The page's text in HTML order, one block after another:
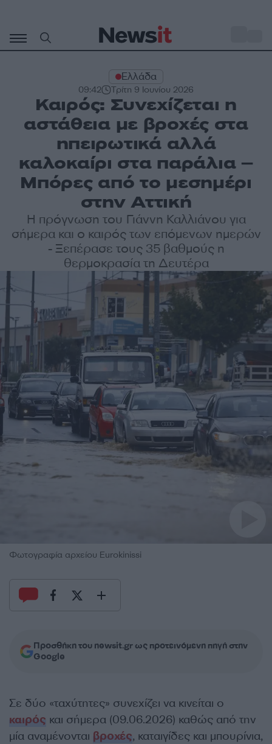
περιεχόμενο
Ελλάδα
09:42 Τρίτη 9 Ιουνίου 2026
Καιρός: Συνεχίζεται η
αστάθεια με βροχές στα
ηπειρωτικά αλλά
καλοκαίρι στα παράλια –
Μπόρες από το μεσημέρι
στην Αττική
Η πρόγνωση του Γιάννη Καλλιάνου για
σήμερα και ο καιρός των επόμενων ημερών
- Ξεπέρασε τους 35 βαθμούς η
θερμοκρασία τη Δευτέρα
Φωτογραφία αρχείου Eurokinissi
Προσθήκη του newsit.gr ως προτεινόμενη πηγή στην
Google
Σε δύο «ταχύτητες» συνεχίζει να κινείται ο
καιρός και σήμερα (09.06.2026) καθώς από την
μία αναμένονται βροχές, καταιγίδες και μπουρίνια,